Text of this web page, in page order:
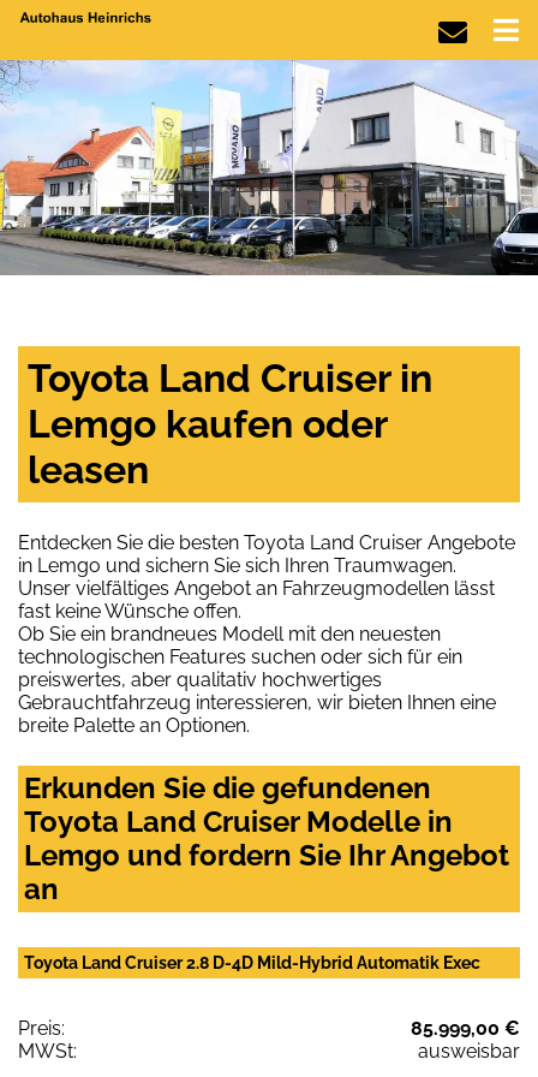
Toyota Land Cruiser in
Lemgo kaufen oder
leasen
Entdecken Sie die besten Toyota Land Cruiser Angebote
in Lemgo und sichern Sie sich Ihren Traumwagen.
Unser vielfältiges Angebot an Fahrzeugmodellen lässt
fast keine Wünsche offen.
Ob Sie ein brandneues Modell mit den neuesten
technologischen Features suchen oder sich für ein
preiswertes, aber qualitativ hochwertiges
Gebrauchtfahrzeug interessieren, wir bieten Ihnen eine
breite Palette an Optionen.
Erkunden Sie die gefundenen
Toyota Land Cruiser Modelle in
Lemgo und fordern Sie Ihr Angebot
an
Toyota Land Cruiser 2.8 D-4D Mild-Hybrid Automatik Exec
Preis:
85.999,00 €
MWSt:
ausweisbar